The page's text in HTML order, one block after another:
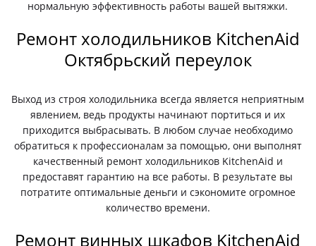
нормальную эффективность работы вашей вытяжки.
Ремонт холодильников KitchenAid
Октябрьский переулок
Выход из строя холодильника всегда является неприятным
явлением, ведь продукты начинают портиться и их
приходится выбрасывать. В любом случае необходимо
обратиться к профессионалам за помощью, они выполнят
качественный ремонт холодильников KitchenAid и
предоставят гарантию на все работы. В результате вы
потратите оптимальные деньги и сэкономите огромное
количество времени.
Ремонт винных шкафов KitchenAid